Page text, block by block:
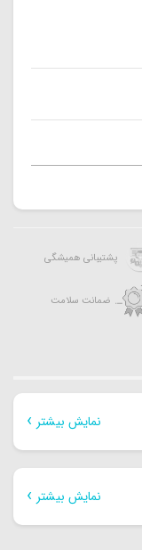
پشتیبانی همیشگی
ضمانت سلامت
نمایش بیشتر
نمایش بیشتر